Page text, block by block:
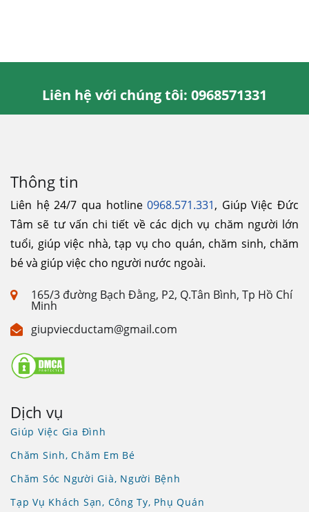
Liên hệ với chúng tôi: 0968571331
Thông tin
Liên hệ 24/7 qua hotline0968.571.331, Giúp Việc Đức
Tâm sẽ tư vấn chi tiết về các dịch vụ chăm người lớn
tuổi, giúp việc nhà, tạp vụ cho quán, chăm sinh, chăm
bé và giúp việc cho người nước ngoài.
165/3 đường Bạch Đằng, P2, Q.Tân Bình, Tp Hồ Chí
Minh
giupviecductam@gmail.com
Dịch vụ
Giúp Việc Gia Đình
Chăm Sinh, Chăm Em Bé
Chăm Sóc Người Già, Người Bệnh
Tạp Vụ Khách Sạn, Công Ty, Phụ Quán